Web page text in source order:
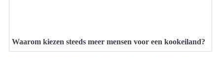
Waarom kiezen steeds meer mensen voor een kookeiland?